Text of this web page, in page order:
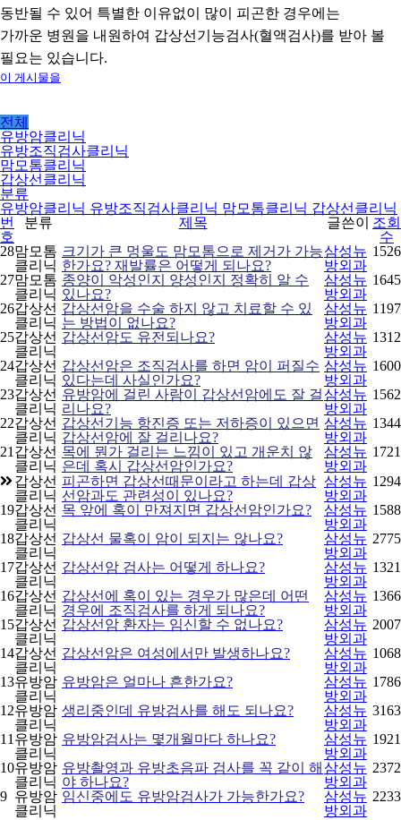
동반될 수 있어 특별한 이유없이 많이 피곤한 경우에는
가까운 병원을 내원하여 갑상선기능검사(혈액검사)를 받아 볼
필요는 있습니다.
이 게시물을
전체
유방암클리닉
유방조직검사클리닉
맘모톰클리닉
갑상선클리닉
분류
유방암클리닉 유방조직검사클리닉 맘모톰클리닉 갑상선클리닉
번
호
분류 제목 글쓴이
조회
수
28맘모톰
클리닉
크기가 큰 멍울도 맘모톰으로 제거가 가능
한가요? 재발률은 어떻게 되나요?
삼성뉴
방외과
1526
27맘모톰
클리닉
종양이 악성인지 양성인지 정확히 알 수
있나요?
삼성뉴
방외과
1645
26갑상선
클리닉
갑상선암을 수술 하지 않고 치료할 수 있
는 방법이 없나요?
삼성뉴
방외과
1197
25갑상선
클리닉
갑상선암도 유전되나요?
삼성뉴
방외과
1312
24갑상선
클리닉
갑상선암은 조직검사를 하면 암이 퍼질수
있다는데 사실인가요?
삼성뉴
방외과
1600
23갑상선
클리닉
유방암에 걸린 사람이 갑상선암에도 잘 걸
리나요?
삼성뉴
방외과
1562
22갑상선
클리닉
갑상선기능 항진증 또는 저하증이 있으면
갑상선암에 잘 걸리나요?
삼성뉴
방외과
1344
21 갑상선
클리닉
목에 뭔가 걸리는 느낌이 있고 개운치 않
은데 혹시 갑상선암인가요?
삼성뉴
방외과
1721
갑상선
클리닉
피곤하면 갑상선때문이라고 하는데 갑상
선암과도 관련성이 있나요?
삼성뉴
방외과
1294
19갑상선
클리닉
목 앞에 혹이 만져지면 갑상선암인가요?
삼성뉴
방외과
1588
18갑상선
클리닉
갑상선 물혹이 암이 되지는 않나요?
삼성뉴
방외과
2775
17갑상선
클리닉
갑상선암 검사는 어떻게 하나요?
삼성뉴
방외과
1321
16갑상선
클리닉
갑상선에 혹이 있는 경우가 많은데 어떤
경우에 조직검사를 하게 되나요?
삼성뉴
방외과
1366
15갑상선
클리닉
갑상선암 환자는 임신할 수 없나요?
삼성뉴
방외과
2007
14갑상선
클리닉
갑상선암은 여성에서만 발생하나요?
삼성뉴
방외과
1068
13유방암
클리닉
유방암은 얼마나 흔한가요?
삼성뉴
방외과
1786
12유방암
클리닉
생리중인데 유방검사를 해도 되나요?
삼성뉴
방외과
3163
11 유방암
클리닉
유방암검사는 몇개월마다 하나요?
삼성뉴
방외과
1921
10유방암
클리닉
유방촬영과 유방초음파 검사를 꼭 같이 해
야 하나요?
삼성뉴
방외과
2372
9 유방암
클리닉
임신중에도 유방암검사가 가능한가요?
삼성뉴
방외과
2233